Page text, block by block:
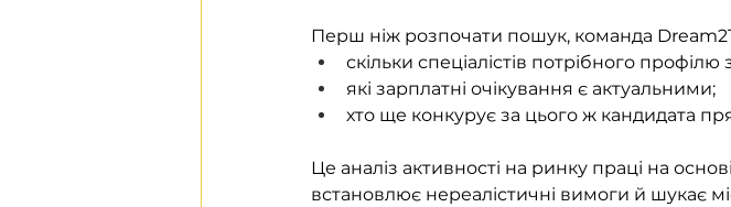
Перш ніж розпочати пошук, команда
скільки спеціалістів потрібного
які зарплатні очікування є актуальними;
хто ще конкурує за цього ж кандидата
Це аналіз активності на ринку праці на
встановлює нереалістичні вимоги й шукає